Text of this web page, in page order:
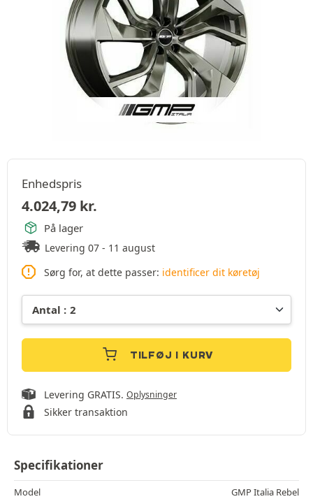
Enhedspris
4.024,79 kr.
På lager
Levering 07 - 11 august
Sørg for, at dette passer: identificer dit køretøj
TILFØJ I KURV
Levering GRATIS. Oplysninger
Sikker transaktion
Specifikationer
Model
GMP Italia Rebel